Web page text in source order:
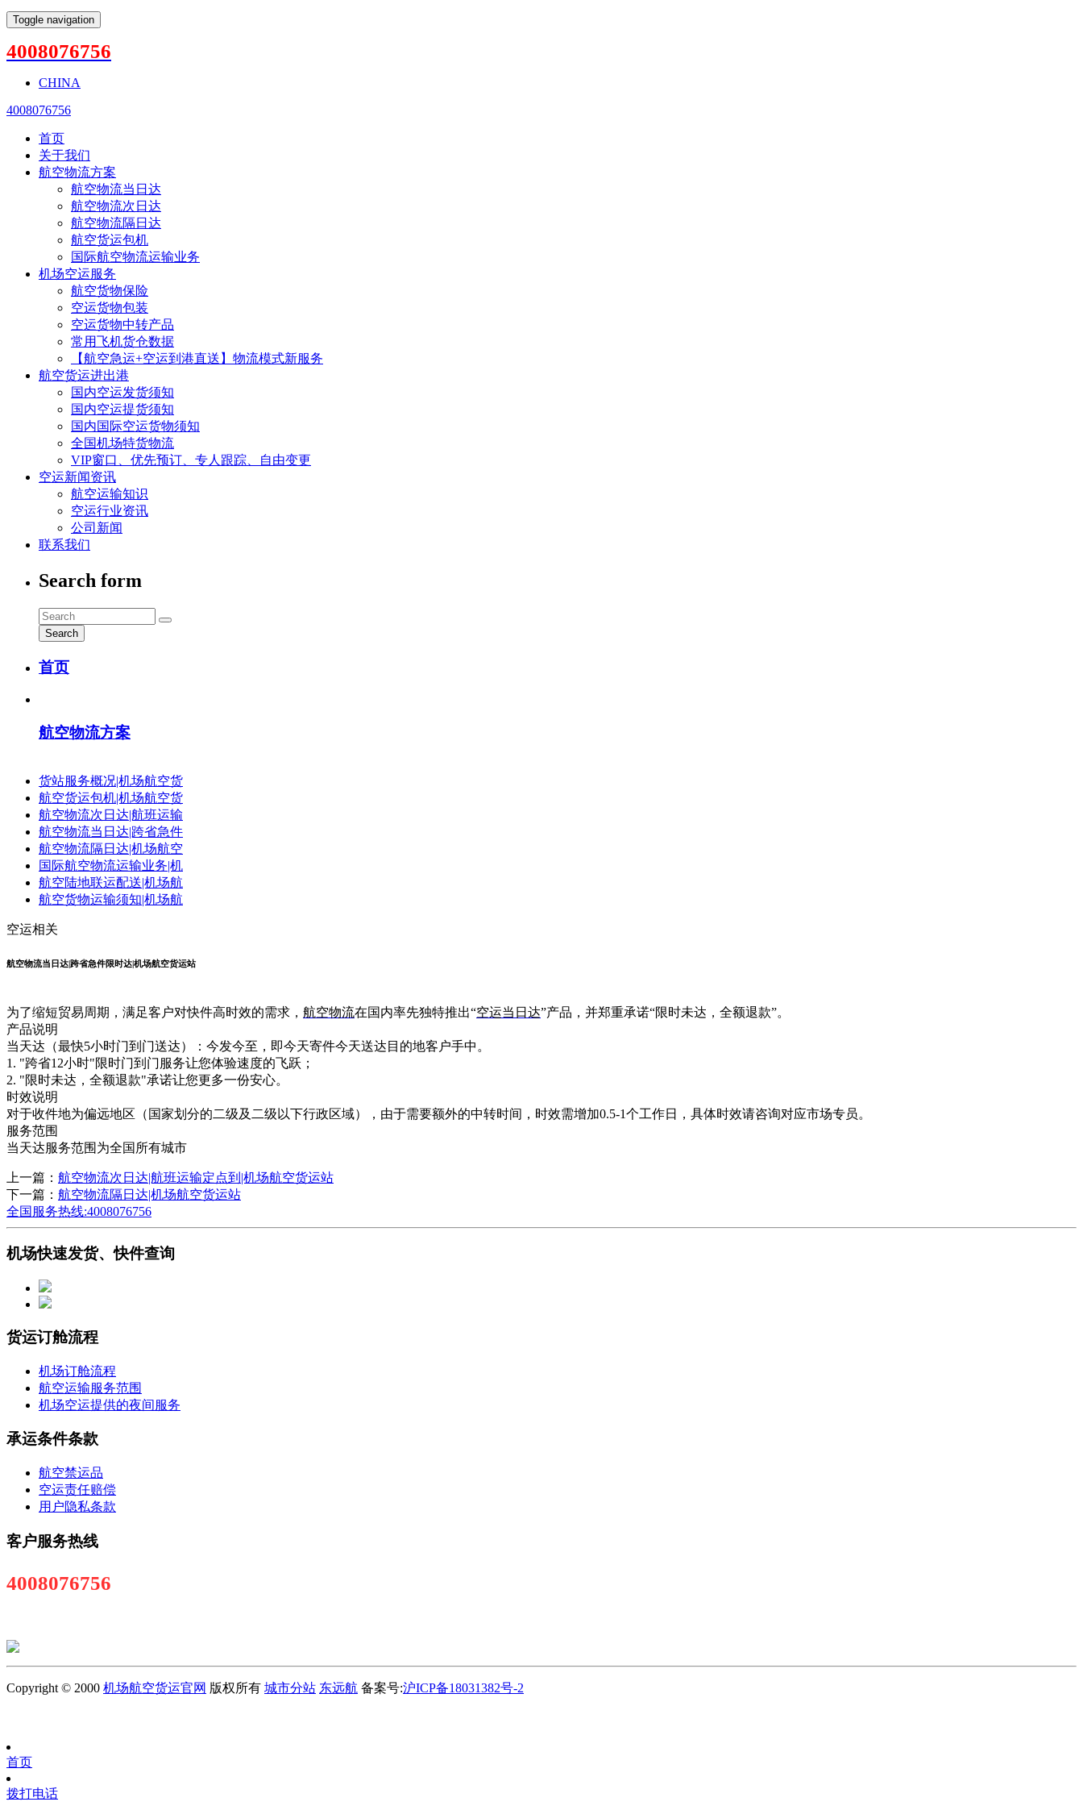
Toggle navigation
4008076756
CHINA
4008076756
首页
关于我们
航空物流方案
航空物流当日达
航空物流次日达
航空物流隔日达
航空货运包机
国际航空物流运输业务
机场空运服务
航空货物保险
空运货物包装
空运货物中转产品
常用飞机货仓数据
【航空急运+空运到港直送】物流模式新服务
航空货运进出港
国内空运发货须知
国内空运提货须知
国内国际空运货物须知
全国机场特货物流
VIP窗口、优先预订、专人跟踪、自由变更
空运新闻资讯
航空运输知识
空运行业资讯
公司新闻
联系我们
Search form
Search
首页
航空物流方案
货站服务概况|机场航空货
航空货运包机|机场航空货
航空物流次日达|航班运输
航空物流当日达|跨省急件
航空物流隔日达|机场航空
国际航空物流运输业务|机
航空陆地联运配送|机场航
航空货物运输须知|机场航
空运相关
航空物流当日达|跨省急件限时达|机场航空货运站
为了缩短贸易周期，满足客户对快件高时效的需求， 航空物流在国内率先独特推出“空运当日达”产品，并郑重承诺“限时未达，全额退款”。
产品说明
当天达（最快5小时门到门送达）：今发今至，即今天寄件今天送达目的地客户手中。
1. "跨省12小时"限时门到门服务让您体验速度的飞跃；
2. "限时未达，全额退款"承诺让您更多一份安心。
时效说明
对于收件地为偏远地区（国家划分的二级及二级以下行政区域），由于需要额外的中转时间，时效需增加0.5-1个工作日，具体时效请咨询对应市场专员。
服务范围
当天达服务范围为全国所有城市
上一篇： 航空物流次日达|航班运输定点到|机场航空货运站
下一篇： 航空物流隔日达|机场航空货运站
全国服务热线:4008076756
机场快速发货、快件查询
货运订舱流程
机场订舱流程
航空运输服务范围
机场空运提供的夜间服务
承运条件条款
航空禁运品
空运责任赔偿
用户隐私条款
客户服务热线
4008076756
Copyright © 2000 机场航空货运官网 版权所有 城市分站 东远航 备案号:沪ICP备18031382号-2
首页
拨打电话